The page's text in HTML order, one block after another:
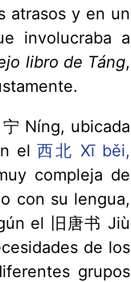
atrasos y en un
involucraba a
libro de Táng,
Níng, ubicada
el西北 Xī běi,
compleja de
con su lengua,
el 旧唐书 Jiù
de los
grupos